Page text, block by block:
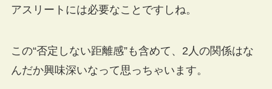
アスリートには必要なことですしね。
この“否定しない距離感”も含めて、2人の関係はな
んだか興味深いなって思っちゃいます。